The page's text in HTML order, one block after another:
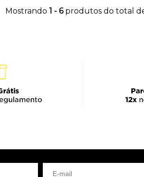
Mostrando 1 - 6 produtos do total